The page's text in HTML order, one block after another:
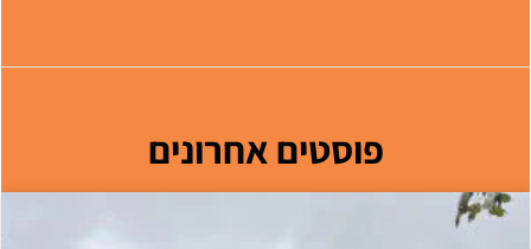
פוסטים אחרונים